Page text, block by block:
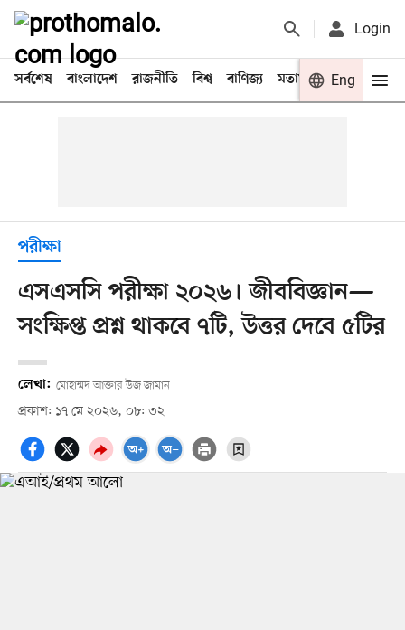
Login
সর্বশেষ বাংলাদেশ রাজনীতি বিশ্ব বাণিজ্য মতামত খেলা
Eng
পরীক্ষা
এসএসসি পরীক্ষা ২০২৬। জীববিজ্ঞান—
সংক্ষিপ্ত প্রশ্ন থাকবে ৭টি, উত্তর দেবে ৫টির
লেখা: মোহাম্মদ আক্তার উজ জামান
প্রকাশ: ১৭ মে ২০২৬, ০৮: ৩২